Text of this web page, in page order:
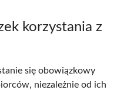
korzystania z
się obowiązkowy
niezależnie od ich